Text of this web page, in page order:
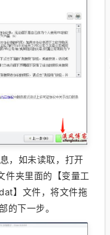
，如未读取，打开
件夹里面的【变量工
】文件，将文件拖
的下一步。